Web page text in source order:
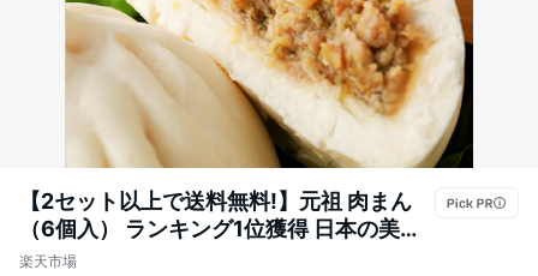
【2セット以上で送料無料!】元祖 肉まん
（6個入） ランキング1位獲得 日本の美味
しい手土産50選 肉まん 豚まん 中華まん 東
楽天市場